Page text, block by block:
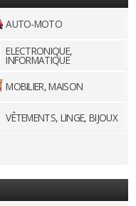
AUTO-MOTO
ELECTRONIQUE,
INFORMATIQUE
MOBILIER, MAISON
VÊTEMENTS, LINGE, BIJOUX